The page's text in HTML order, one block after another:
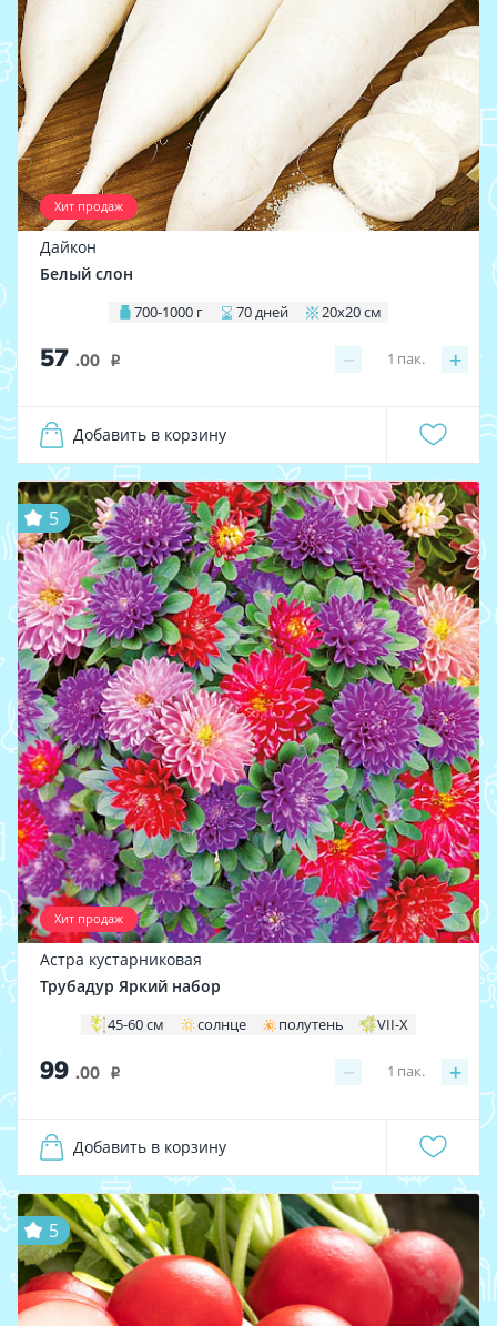
Хит продаж
Дайкон
Белый слон
700-1000 г 70 дней 20х20 см
57 .00 i − +
1 пак.
Добавить в корзину
Хит продаж
5
Астра кустарниковая
Трубадур Яркий набор
45-60 см солнце полутень VII-X
99 .00 i − +
1 пак.
Добавить в корзину
5